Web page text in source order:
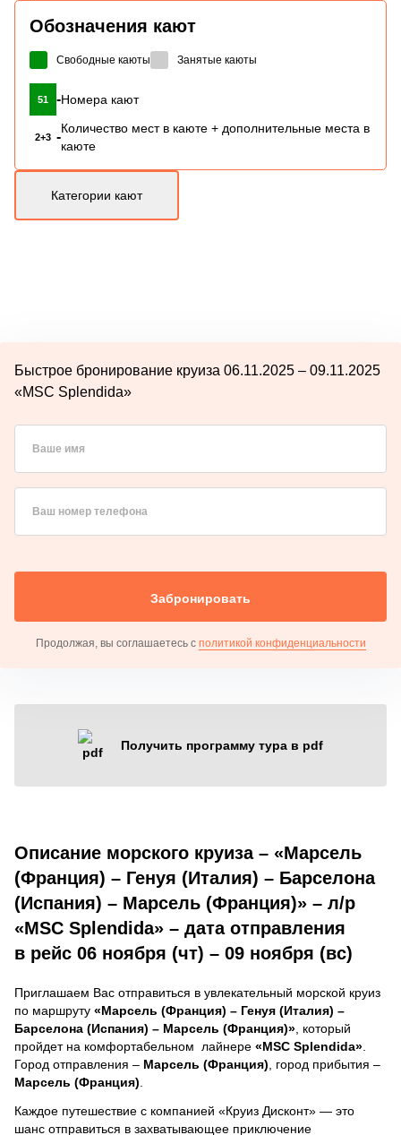
Обозначения кают
Свободные каюты Занятые каюты
51 -Номера кают
2+3 -
Количество мест в каюте + дополнительные места в
каюте
Категории кают
Быстрое бронирование круиза 06.11.2025 – 09.11.2025
«MSC Splendida»
Ваше имя
Ваш номер телефона
Забронировать
Продолжая, вы соглашаетесь с политикой конфиденциальности
Получить программу тура в pdf
Описание морского круиза – «Марсель
(Франция) – Генуя (Италия) – Барселона
(Испания) – Марсель (Франция)» – л/р
«MSC Splendida» – дата отправления
в рейс 06 ноября (чт) – 09 ноября (вс)
Приглашаем Вас отправиться в увлекательный морской круиз
по маршруту «Марсель (Франция) – Генуя (Италия) –
Барселона (Испания) – Марсель (Франция)» , который
пройдет на комфортабельном лайнере «MSC Splendida»
Город отправления – Марсель (Франция) , город прибытия –
Марсель (Франция)
Каждое путешествие с компанией «Круиз Дисконт» — это
шанс отправиться в захватывающее приключение